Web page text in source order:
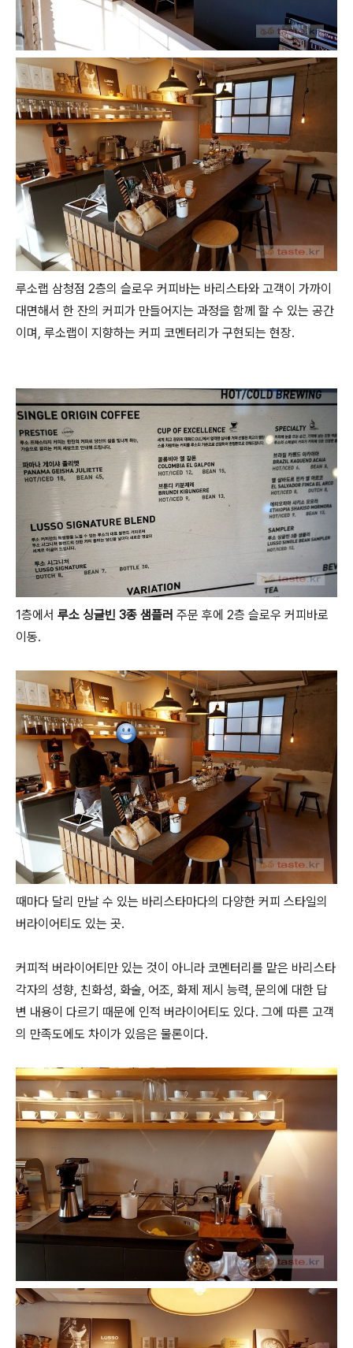
루소랩 삼청점 2층의 슬로우 커피바는 바리스타와 고객이 가까이
대면해서 한 잔의 커피가 만들어지는 과정을 함께 할 수 있는 공간
이며, 루소랩이 지향하는 커피 코멘터리가 구현되는 현장.
1층에서 루소 싱글빈 3종 샘플러 주문 후에 2층 슬로우 커피바로
이동.
때마다 달리 만날 수 있는 바리스타마다의 다양한 커피 스타일의
버라이어티도 있는 곳.
커피적 버라이어티만 있는 것이 아니라 코멘터리를 맡은 바리스타
각자의 성향, 친화성, 화술, 어조, 화제 제시 능력, 문의에 대한 답
변 내용이 다르기 때문에 인적 버라이어티도 있다. 그에 따른 고객
의 만족도에도 차이가 있음은 물론이다.